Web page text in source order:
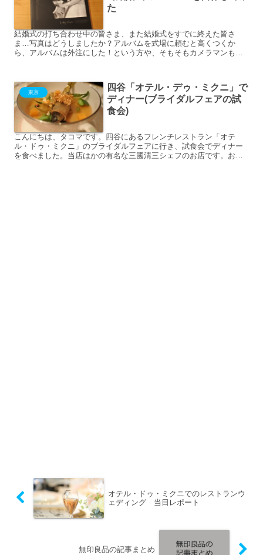
た
結婚式の打ち合わせ中の皆さま、また結婚式をすでに終えた皆さ
ま…写真はどうしましたか？アルバムを式場に頼むと高くつくか
ら、アルバムは外注にした！という方や、そもそもカメラマンも外
東京
四谷「オテル・デゥ・ミクニ」で
ディナー(ブライダルフェアの試
食会)
こんにちは、タコマです。四谷にあるフレンチレストラン「オテ
ル・ドゥ・ミクニ」のブライダルフェアに行き、試食会でディナー
を食べました。当店はかの有名な三國清三シェフのお店です。お店
オテル・ドゥ・ミクニでのレストランウ
ェディング 当日レポート
無印良品の記事まとめ